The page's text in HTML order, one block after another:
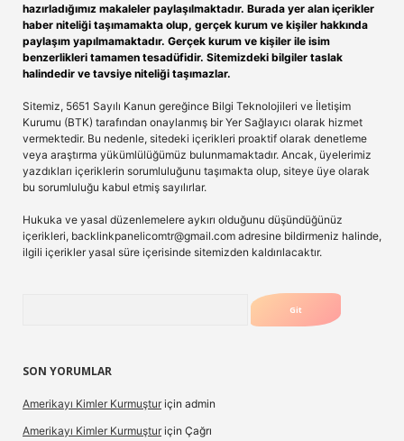
hazırladığımız makaleler paylaşılmaktadır. Burada yer alan içerikler
haber niteliği taşımamakta olup, gerçek kurum ve kişiler hakkında
paylaşım yapılmamaktadır. Gerçek kurum ve kişiler ile isim
benzerlikleri tamamen tesadüfidir. Sitemizdeki bilgiler taslak
halindedir ve tavsiye niteliği taşımazlar.
Sitemiz, 5651 Sayılı Kanun gereğince Bilgi Teknolojileri ve İletişim
Kurumu (BTK) tarafından onaylanmış bir Yer Sağlayıcı olarak hizmet
vermektedir. Bu nedenle, sitedeki içerikleri proaktif olarak denetleme
veya araştırma yükümlülüğümüz bulunmamaktadır. Ancak, üyelerimiz
yazdıkları içeriklerin sorumluluğunu taşımakta olup, siteye üye olarak
bu sorumluluğu kabul etmiş sayılırlar.
Hukuka ve yasal düzenlemelere aykırı olduğunu düşündüğünüz
içerikleri, backlinkpanelicomtr@gmail.com adresine bildirmeniz halinde,
ilgili içerikler yasal süre içerisinde sitemizden kaldırılacaktır.
SON YORUMLAR
Amerikayı Kimler Kurmuştur için admin
Amerikayı Kimler Kurmuştur için Çağrı